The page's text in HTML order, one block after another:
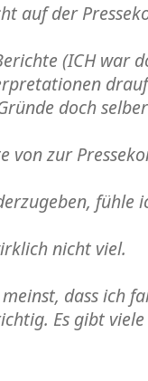
auf der
(ICH war
doch
von zur
nicht viel.
dass ich
Es gibt